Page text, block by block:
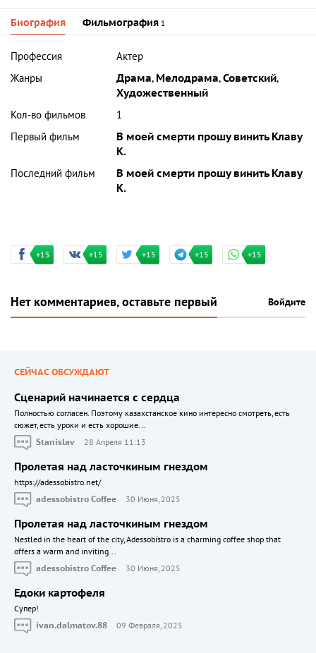
Биография Фильмография 1
Профессия
Актер
Жанры
Драма, Мелодрама,Советский,
Художественный
Кол-во фильмов
1
Первый фильм
В моей смерти прошу винить Клаву
К.
Последний фильм
В моей смерти прошу винить Клаву
К.
+15 +15 +15 +15 +15
Нет комментариев, оставьте первый Войдите
СЕЙЧАС ОБСУЖДАЮТ
Сценарий начинается с сердца
Полностью согласен. Поэтому казахстанское кино интересно смотреть, есть
сюжет, есть уроки и есть хорошие...
Stanislav
28 Апреля 11:13
Пролетая над ласточкиным гнездом
https://adessobistro.net/
adessobistro Coffee
30 Июня, 2025
Пролетая над ласточкиным гнездом
Nestled in the heart of the city, Adessobistro is a charming coffee shop that
offers a warm and inviting...
adessobistro Coffee
30 Июня, 2025
Едоки картофеля
Cупер!
ivan.dalmatov.88
09 Февраля, 2025